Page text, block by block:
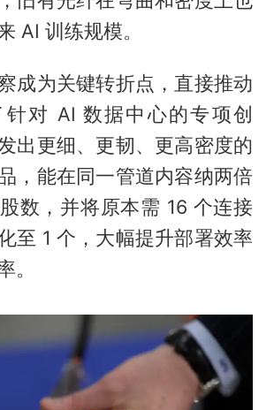
AI 训练规模。
成为关键转折点，直接推动
针对 AI 数据中心的专项创
出更细、更韧、更高密度的
，能在同一管道内容纳两倍
数，并将原本需 16 个连接
至 1 个，大幅提升部署效率
。